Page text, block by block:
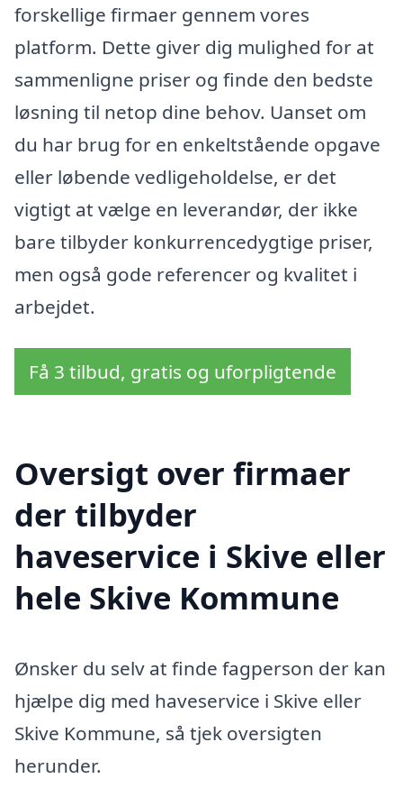
forskellige firmaer gennem vores
platform. Dette giver dig mulighed for at
sammenligne priser og finde den bedste
løsning til netop dine behov. Uanset om
du har brug for en enkeltstående opgave
eller løbende vedligeholdelse, er det
vigtigt at vælge en leverandør, der ikke
bare tilbyder konkurrencedygtige priser,
men også gode referencer og kvalitet i
arbejdet.
Få 3 tilbud, gratis og uforpligtende
Oversigt over firmaer
der tilbyder
haveservice i Skive eller
hele Skive Kommune
Ønsker du selv at finde fagperson der kan
hjælpe dig med haveservice i Skive eller
Skive Kommune, så tjek oversigten
herunder.